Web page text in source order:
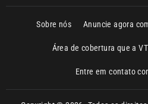
Copyright © 2026. Todos os direitos